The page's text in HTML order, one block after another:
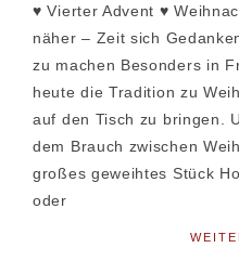
♥ Vierter Advent ♥
näher – Zeit sich
zu machen Besonders in
heute die Tradition zu
auf den Tisch zu bringen.
dem Brauch zwischen
großes geweihtes Stück
oder